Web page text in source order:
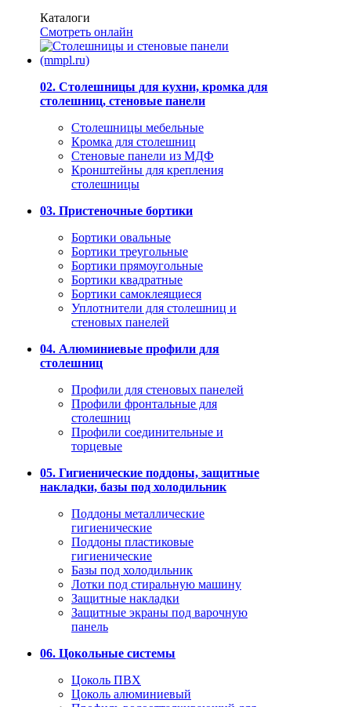
Каталоги
Смотреть онлайн
02. Столешницы для кухни, кромка для
столешниц, стеновые панели
Столешницы мебельные
Кромка для столешниц
Стеновые панели из МДФ
Кронштейны для крепления
столешницы
03. Пристеночные бортики
Бортики овальные
Бортики треугольные
Бортики прямоугольные
Бортики квадратные
Бортики самоклеящиеся
Уплотнители для столешниц и
стеновых панелей
04. Алюминиевые профили для
столешниц
Профили для стеновых панелей
Профили фронтальные для
столешниц
Профили соединительные и
торцевые
05. Гигиенические поддоны, защитные
накладки, базы под холодильник
Поддоны металлические
гигиенические
Поддоны пластиковые
гигиенические
Базы под холодильник
Лотки под стиральную машину
Защитные накладки
Защитные экраны под варочную
панель
06. Цокольные системы
Цоколь ПВХ
Цоколь алюминиевый